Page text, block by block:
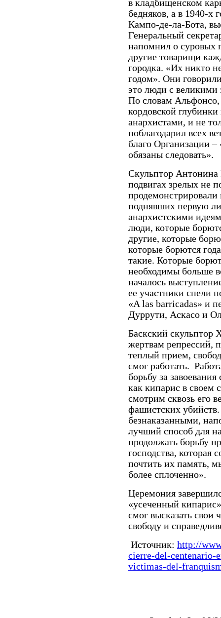
в кладбищенском
бедняков, а в 1940-х
Кампо-де-ла-Бота,
Генеральный
напомнил о суровых
другие товарищи
городка. «Их никто
годом». Они
это люди с
По словам
кордовской
анархистами, и не
поблагодарил всех
благо Организации
обязаны следовать».
Скульптор Антонина
подвигах зрелых не
поднявших первую
анархистскими
люди, которые
другие, которые
которые борются
такие. Которые
необходимы больше
началось
ее участники спели
«A las barricadas» и
Дуррути, Аскасо и
Баскский скульптор
жертвам репрессий,
теплый прием,
смог работать.
борьбу за
как кипарис в своем
смотрим сквозь его
фашистских
безнаказанными,
лучший способ для
продолжать борьбу
господства, которая
почтить их память,
более сплоченно».
Церемония
«усеченный
смог высказать свои
свободу и
Источник: http://
cierre-del-centenario-
victimas-del-